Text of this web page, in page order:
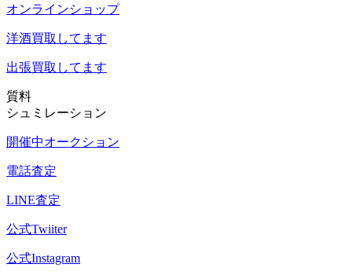
オンラインショップ
洋酒買取してます
出張買取 してます
質料
シュミレーション
開催中オークション
電話査定
LINE査定
公式Twiiter
公式Instagram